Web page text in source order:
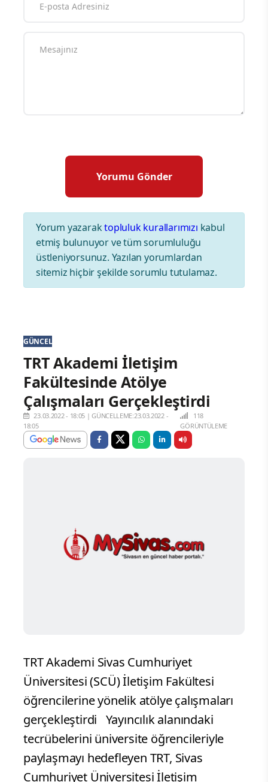
Yorum yazaraktopluluk kurallarımızı kabul
etmiş bulunuyor ve tüm sorumluluğu
üstleniyorsunuz. Yazılan yorumlardan
sitemiz hiçbir şekilde sorumlu tutulamaz.
GÜNCEL
TRT Akademi İletişim
Fakültesinde Atölye
Çalışmaları Gerçekleştirdi
23.03.2022 - 18:05 |GÜNCELLEME:23.03.2022 -
18:05
118
GÖRÜNTÜLEME
TRT Akademi Sivas Cumhuriyet
Üniversitesi (SCÜ) İletişim Fakültesi
öğrencilerine yönelik atölye çalışmaları
gerçekleştirdi Yayıncılık alanındaki
tecrübelerini üniversite öğrencileriyle
paylaşmayı hedefleyen TRT, Sivas
Cumhuriyet Üniversitesi İletişim